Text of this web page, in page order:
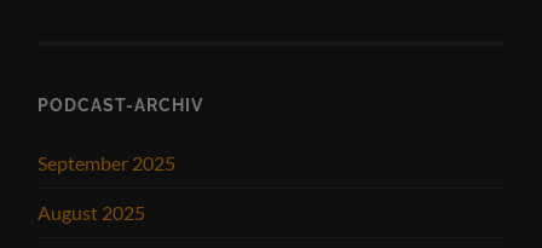
PODCAST-ARCHIV
September 2025
August 2025